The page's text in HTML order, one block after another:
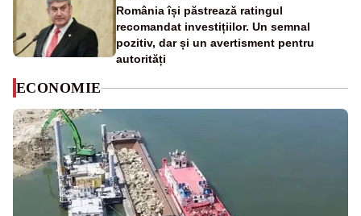
România își păstrează ratingul
recomandat investițiilor. Un semnal
pozitiv, dar și un avertisment pentru
autorități
ECONOMIE